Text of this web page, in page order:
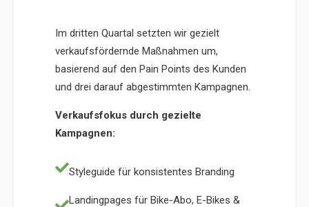
Im dritten Quartal setzten wir gezielt
verkaufsfördernde Maßnahmen um,
basierend auf den Pain Points des Kunden
und drei darauf abgestimmten Kampagnen.
Verkaufsfokus durch gezielte
Kampagnen:
Styleguide für konsistentes Branding
Landingpages für Bike-Abo, E-Bikes &